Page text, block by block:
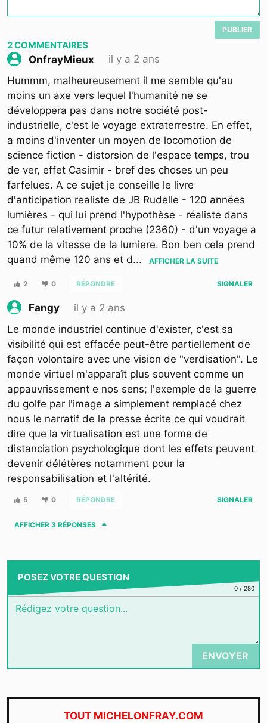
PUBLIER
2COMMENTAIRES
OnfrayMieux
il y a 2 ans
Hummm, malheureusement il me semble qu'au
moins un axe vers lequel l'humanité ne se
développera pas dans notre société post-
industrielle, c'est le voyage extraterrestre. En effet,
a moins d'inventer un moyen de locomotion de
science fiction - distorsion de l'espace temps, trou
de ver, effet Casimir - bref des choses un peu
farfelues. A ce sujet je conseille le livre
d'anticipation realiste de JB Rudelle - 120 années
lumières - qui lui prend l'hypothèse - réaliste dans
ce futur relativement proche (2360) - d'un voyage a
10% de la vitesse de la lumiere. Bon ben cela prend
quand même 120 ans et d... AFFICHER LA SUITE
2 0 RÉPONDRE SIGNALER
Fangy
il y a 2 ans
Le monde industriel continue d'exister, c'est sa
visibilité qui est effacée peut-être partiellement de
façon volontaire avec une vision de "verdisation". Le
monde virtuel m'apparaît plus souvent comme un
appauvrissement e nos sens; l'exemple de la guerre
du golfe par l'image a simplement remplacé chez
nous le narratif de la presse écrite ce qui voudrait
dire que la virtualisation est une forme de
distanciation psychologique dont les effets peuvent
devenir délétères notamment pour la
responsabilisation et l'altérité.
5 0 RÉPONDRE SIGNALER
AFFICHER 3 RÉPONSES
POSEZ VOTRE QUESTION
0/ 280
ENVOYER
TOUT MICHELONFRAY.COM